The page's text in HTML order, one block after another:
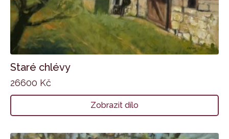
Staré chlévy
26600 Kč
Zobrazit dílo